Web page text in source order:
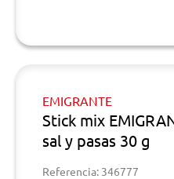
EMIGRANTE
Stick mix
sal y pasas 30 g
Referencia: 346777